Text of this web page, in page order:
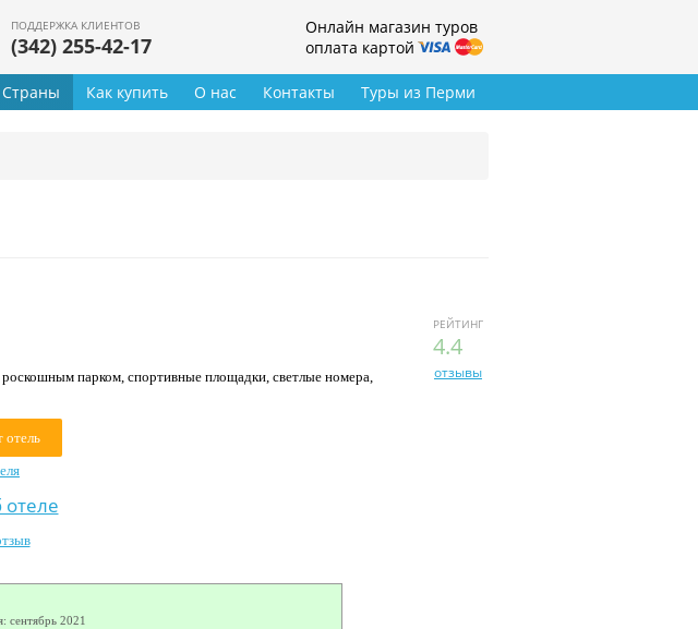
ПОДДЕРЖКА КЛИЕНТОВ
(342) 255-42-17
Онлайн магазин туров
оплата картой
Туры из Перми
Страны Как купить О нас Контакты
РЕЙТИНГ
4.4
отзывы
парком, спортивные площадки, светлые номера,
отель
сентябрь 2021